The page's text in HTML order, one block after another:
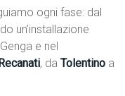
ogni fase: dal
un’installazione
e nel
Recanati, daTolentino a